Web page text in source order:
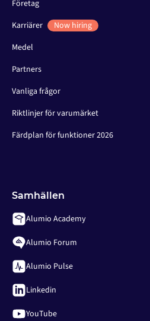
Företag
Karriärer
Now hiring
Medel
Partners
Vanliga frågor
Riktlinjer för varumärket
Färdplan för funktioner 2026
Samhällen
Alumio Academy
Alumio Forum
Alumio Pulse
Linkedin
YouTube